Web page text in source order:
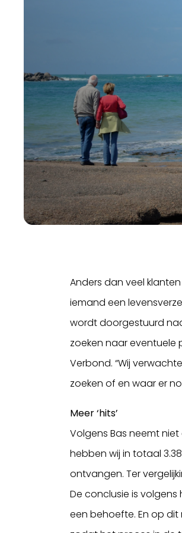
Anders dan veel
iemand een
wordt doorgestuurd
zoeken naar eventuele
Verbond. “Wij
zoeken of en waar er
Meer ‘hits’
Volgens Bas neemt niet
hebben wij in totaal
ontvangen. Ter
De conclusie is
een behoefte. En op